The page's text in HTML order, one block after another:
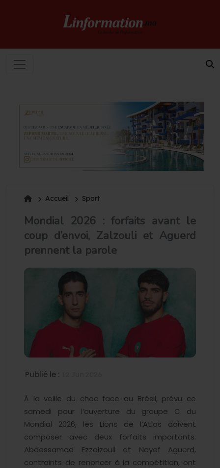
Accueil Sport
Mondial 2026 : forfaits avant le
coup d’envoi, Zalzouli et Aguerd
prennent la parole
Publié le :
À la veille du choc face au Brésil, prévu ce
samedi pour l’ouverture du groupe C du
Mondial 2026, les Lions de l’Atlas doivent
composer avec deux forfaits importants.
Abdessamad Ezzalzouli et Nayef Aguerd,
contraints de renoncer à la compétition, ont